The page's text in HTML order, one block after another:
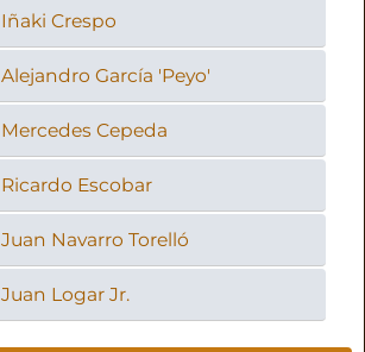
Iñaki Crespo
Alejandro García 'Peyo'
Mercedes Cepeda
Ricardo Escobar
Juan Navarro Torelló
Juan Logar Jr.